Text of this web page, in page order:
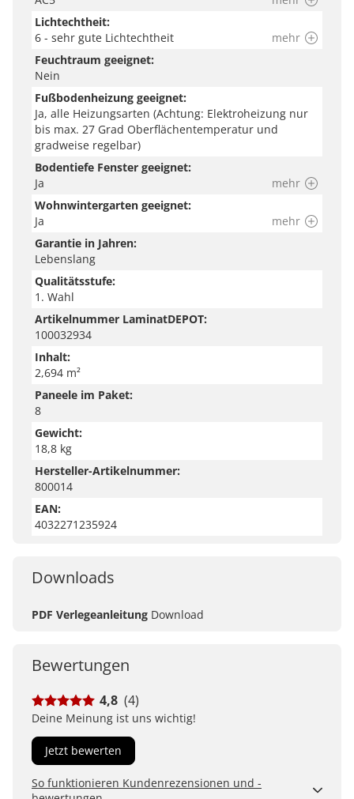
Lichtechtheit:
6 - sehr gute Lichtechtheit
mehr
Feuchtraum geeignet:
Nein
Fußbodenheizung geeignet:
Ja, alle Heizungsarten (Achtung: Elektroheizung nur
bis max. 27 Grad Oberflächentemperatur und
gradweise regelbar)
Bodentiefe Fenster geeignet:
Ja
mehr
Wohnwintergarten geeignet:
Ja
mehr
Garantie in Jahren:
Lebenslang
Qualitätsstufe:
1. Wahl
Artikelnummer LaminatDEPOT:
100032934
Inhalt:
2,694 m²
Paneele im Paket:
8
Gewicht:
18,8 kg
Hersteller-Artikelnummer:
800014
EAN:
4032271235924
Downloads
PDF Verlegeanleitung Download
Bewertungen
4,8 (4)
Deine Meinung ist uns wichtig!
Jetzt bewerten
So funktionieren Kundenrezensionen und -